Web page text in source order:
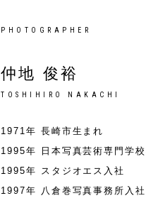
PHOTOGRAPHER
仲地 俊裕
TOSHIHIRO NAKACHI
1971年 長崎市生まれ
1995年 日本写真芸術専門学
1995年 スタジオエス入社
1997年 八倉巻写真事務所入社